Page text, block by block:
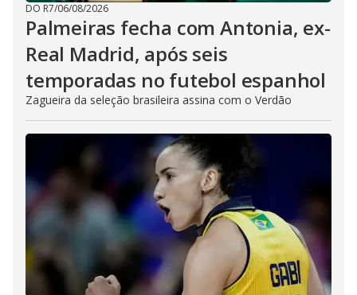
DO R7/06/08/2026
Palmeiras fecha com Antonia, ex-
Real Madrid, após seis
temporadas no futebol espanhol
Zagueira da seleção brasileira assina com o Verdão